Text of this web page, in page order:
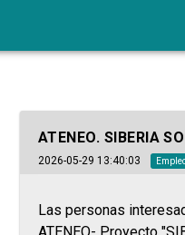
ATENEO. SIBERIA
2026-05-29 13:40:03
Las personas